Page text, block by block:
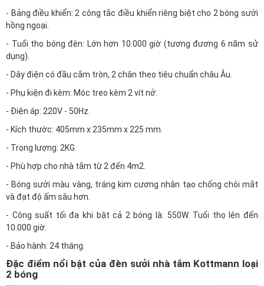
- Bảng điều khiển: 2 công tắc điều khiển riêng biệt cho 2 bóng sưởi
hồng ngoại.
- Tuổi thọ bóng đèn: Lớn hơn 10.000 giờ (tương đương 6 năm sử
dụng).
- Dây điện có đầu cắm tròn, 2 chân theo tiêu chuẩn châu Âu.
- Phụ kiện đi kèm: Móc treo kèm 2 vít nở.
- Điện áp: 220V - 50Hz.
- Kích thước: 405mm x 235mm x 225 mm.
- Trọng lượng: 2KG.
- Phù hợp cho nhà tắm từ 2 đến 4m2.
- Bóng sưởi màu vàng, tráng kim cương nhân tạo chống chói mắt
và đạt độ ấm sâu hơn.
- Công suất tối đa khi bật cả 2 bóng là: 550W. Tuổi thọ lên đến
10.000 giờ.
- Bảo hành: 24 tháng.
Đặc điểm nổi bật của đèn sưởi nhà tắm Kottmann loại
2 bóng